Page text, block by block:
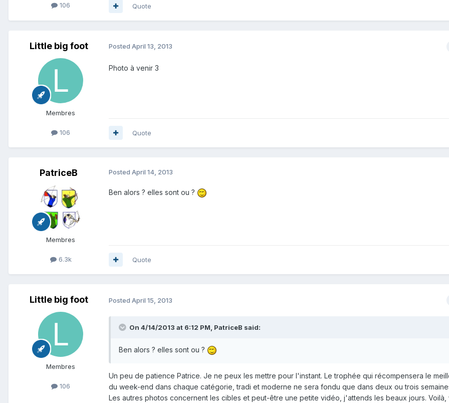
106 Quote
Little big foot
Membres
106
Posted April 13, 2013
Photo à venir 3
Quote
PatriceB
Membres
6.3k
Posted April 14, 2013
Ben alors ? elles sont ou ?
Quote
Little big foot
Membres
106
Posted April 15, 2013
On 4/14/2013 at 6:12 PM, PatriceB said:
Ben alors ? elles sont ou ?
Un peu de patience Patrice. Je ne peux les mettre pour l'instant. Le trophée qui récompensera le
du week-end dans chaque catégorie, tradi et moderne ne sera fondu que dans deux ou trois
Les autres photos concernent les cibles et peut-être une petite vidéo, j'attends les beaux jours. Voilà,